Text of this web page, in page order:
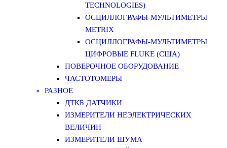
TECHNOLOGIES)
ОСЦИЛЛОГРАФЫ-МУЛЬТИМЕТРЫ
METRIX
ОСЦИЛЛОГРАФЫ-МУЛЬТИМЕТРЫ
ЦИФРОВЫЕ FLUKE (США)
ПОВЕРОЧНОЕ ОБОРУДОВАНИЕ
ЧАСТОТОМЕРЫ
РАЗНОЕ
ДТКБ ДАТЧИКИ
ИЗМЕРИТЕЛИ НЕЭЛЕКТРИЧЕСКИХ
ВЕЛИЧИН
ИЗМЕРИТЕЛИ ШУМА